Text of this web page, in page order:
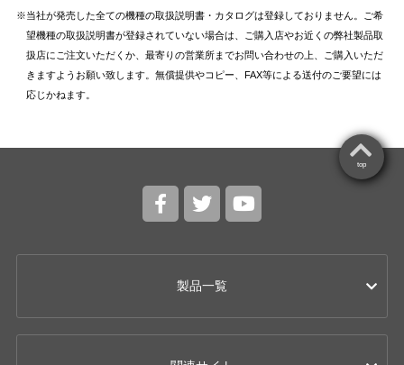
当社が発売した全ての機種の取扱説明書・カタログは登録しておりません。ご希
望機種の取扱説明書が登録されていない場合は、ご購入店やお近くの弊社製品取
扱店にご注文いただくか、最寄りの営業所までお問い合わせの上、ご購入いただ
きますようお願い致します。無償提供やコピー、FAX等による送付のご要望には
応じかねます。
製品一覧
top